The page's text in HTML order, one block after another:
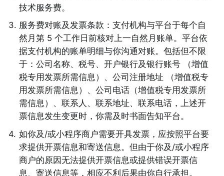
技术服务费。
3. 服务费对账及发票条款：支付机构与平台于每个自
然月第 5 个工作日前核对上一自然月账单。平台依
据支付机构的账单明细与你沟通对账。包括但不限
于：公司名称、税号、开户银行及银行账号 （增值
税专用发票所需信息）、公司注册地址 （增值税专
用发票所需信息）、公司电话（增值税专用发票所
需信息）、联系人、联系地址、联系电话，上述开
票信息发生变更时，你需及时书面告知平台。
4. 如你及/或小程序商户需要开具发票，应按照平台要
求提供开票信息和寄送信息。但由于你及/或小程序
商户的原因无法提供开票信息或提供错误开票信
息、寄送信息等，相应不利后果由你自行承担。